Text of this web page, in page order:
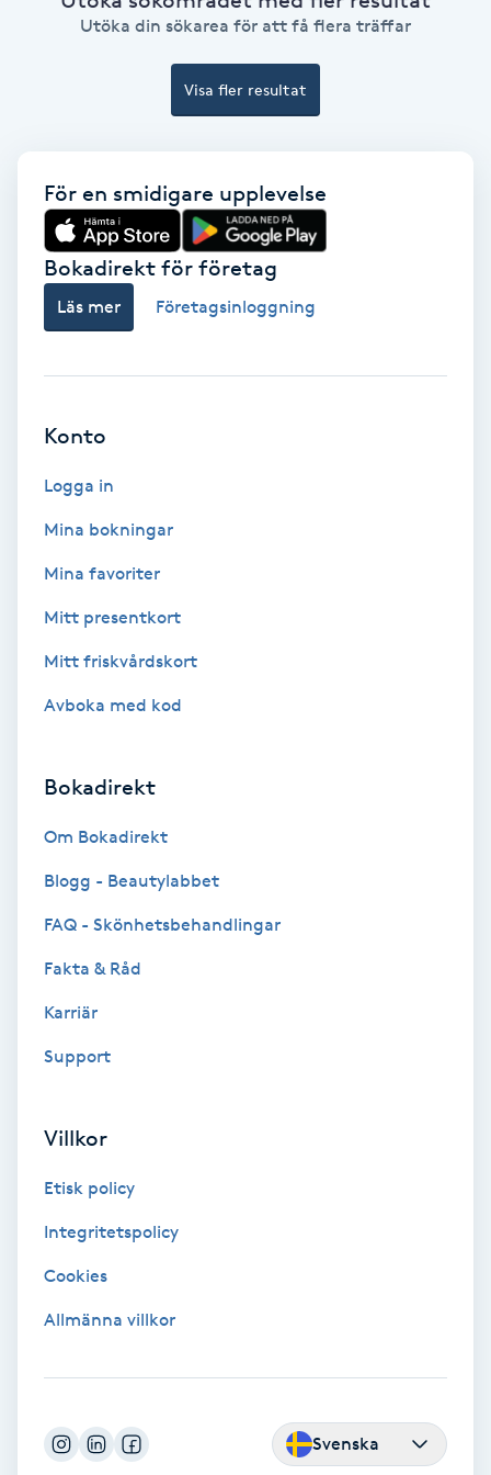
Ansiktsbehandling djuprengörande
Bambumassage
Barber
Blowout
Bottenfärg
Brynfärgning
Bröllopsuppsättning
Celluliter
Coachning
Cryoterapi
Damklippning
Diamantslipning
Utöka din sökarea för att få flera träffar
Visa fler resultat
För en smidigare upplevelse
Bokadirekt för företag
Läs mer Företagsinloggning
Konto
Logga in
Mina bokningar
Mina favoriter
Mitt presentkort
Mitt friskvårdskort
Avboka med kod
Bokadirekt
Om Bokadirekt
Blogg - Beautylabbet
FAQ - Skönhetsbehandlingar
Fakta & Råd
Karriär
Support
Villkor
Etisk policy
Integritetspolicy
Cookies
Allmänna villkor
Svenska